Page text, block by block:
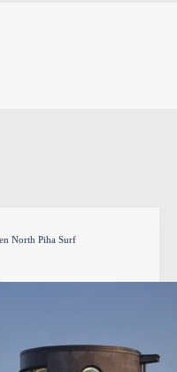
North Piha Surf